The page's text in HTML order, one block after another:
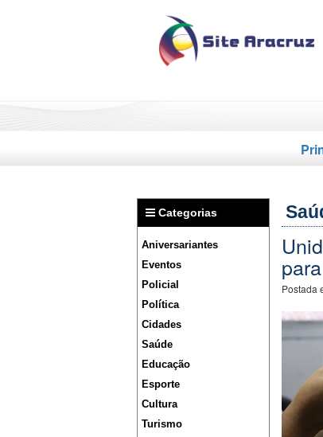
Categorias
Aniversariantes
Eventos
Policial
Política
Cidades
Saúde
Educação
Esporte
Cultura
Turismo
Postada